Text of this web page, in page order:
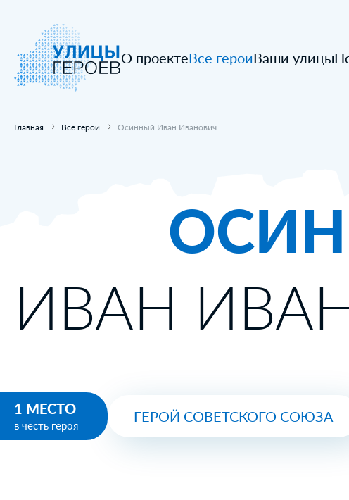
О проектеВсе героиВаши улицы
Главная Все герои Осинный Иван Иванович
ИВАН
1 МЕСТО
в честь героя
ГЕРОЙ СОВЕТСКОГО СОЮЗА